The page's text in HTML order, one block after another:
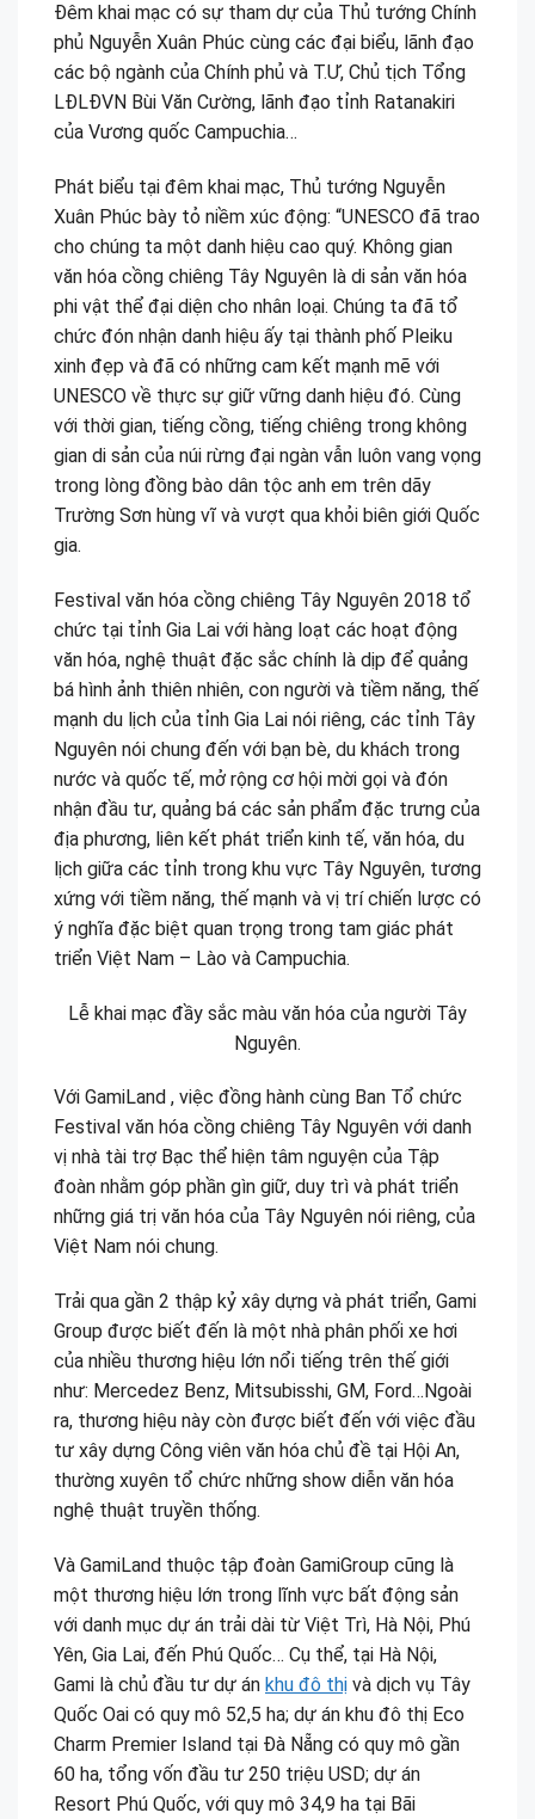
Đêm khai mạc có sự tham dự của Thủ tướng Chính
phủ Nguyễn Xuân Phúc cùng các đại biểu, lãnh đạo
các bộ ngành của Chính phủ và T.Ư, Chủ tịch Tổng
LĐLĐVN Bùi Văn Cường, lãnh đạo tỉnh Ratanakiri
của Vương quốc Campuchia…
Phát biểu tại đêm khai mạc, Thủ tướng Nguyễn
Xuân Phúc bày tỏ niềm xúc động: “UNESCO đã trao
cho chúng ta một danh hiệu cao quý. Không gian
văn hóa cồng chiêng Tây Nguyên là di sản văn hóa
phi vật thể đại diện cho nhân loại. Chúng ta đã tổ
chức đón nhận danh hiệu ấy tại thành phố Pleiku
xinh đẹp và đã có những cam kết mạnh mẽ với
UNESCO về thực sự giữ vững danh hiệu đó. Cùng
với thời gian, tiếng cồng, tiếng chiêng trong không
gian di sản của núi rừng đại ngàn vẫn luôn vang vọng
trong lòng đồng bào dân tộc anh em trên dãy
Trường Sơn hùng vĩ và vượt qua khỏi biên giới Quốc
gia.
Festival văn hóa cồng chiêng Tây Nguyên 2018 tổ
chức tại tỉnh Gia Lai với hàng loạt các hoạt động
văn hóa, nghệ thuật đặc sắc chính là dịp để quảng
bá hình ảnh thiên nhiên, con người và tiềm năng, thế
mạnh du lịch của tỉnh Gia Lai nói riêng, các tỉnh Tây
Nguyên nói chung đến với bạn bè, du khách trong
nước và quốc tế, mở rộng cơ hội mời gọi và đón
nhận đầu tư, quảng bá các sản phẩm đặc trưng của
địa phương, liên kết phát triển kinh tế, văn hóa, du
lịch giữa các tỉnh trong khu vực Tây Nguyên, tương
xứng với tiềm năng, thế mạnh và vị trí chiến lược có
ý nghĩa đặc biệt quan trọng trong tam giác phát
triển Việt Nam – Lào và Campuchia.
Lễ khai mạc đầy sắc màu văn hóa của người Tây
Nguyên.
Với GamiLand , việc đồng hành cùng Ban Tổ chức
Festival văn hóa cồng chiêng Tây Nguyên với danh
vị nhà tài trợ Bạc thể hiện tâm nguyện của Tập
đoàn nhằm góp phần gìn giữ, duy trì và phát triển
những giá trị văn hóa của Tây Nguyên nói riêng, của
Việt Nam nói chung.
Trải qua gần 2 thập kỷ xây dựng và phát triển, Gami
Group được biết đến là một nhà phân phối xe hơi
của nhiều thương hiệu lớn nổi tiếng trên thế giới
như: Mercedez Benz, Mitsubisshi, GM, Ford…Ngoài
ra, thương hiệu này còn được biết đến với việc đầu
tư xây dựng Công viên văn hóa chủ đề tại Hội An,
thường xuyên tổ chức những show diễn văn hóa
nghệ thuật truyền thống.
Và GamiLand thuộc tập đoàn GamiGroup cũng là
một thương hiệu lớn trong lĩnh vực bất động sản
với danh mục dự án trải dài từ Việt Trì, Hà Nội, Phú
Yên, Gia Lai, đến Phú Quốc… Cụ thể, tại Hà Nội,
Gami là chủ đầu tư dự án khu đô thị và dịch vụ Tây
Quốc Oai có quy mô 52,5 ha; dự án khu đô thị Eco
Charm Premier Island tại Đà Nẵng có quy mô gần
60 ha, tổng vốn đầu tư 250 triệu USD; dự án
Resort Phú Quốc, với quy mô 34,9 ha tại Bãi